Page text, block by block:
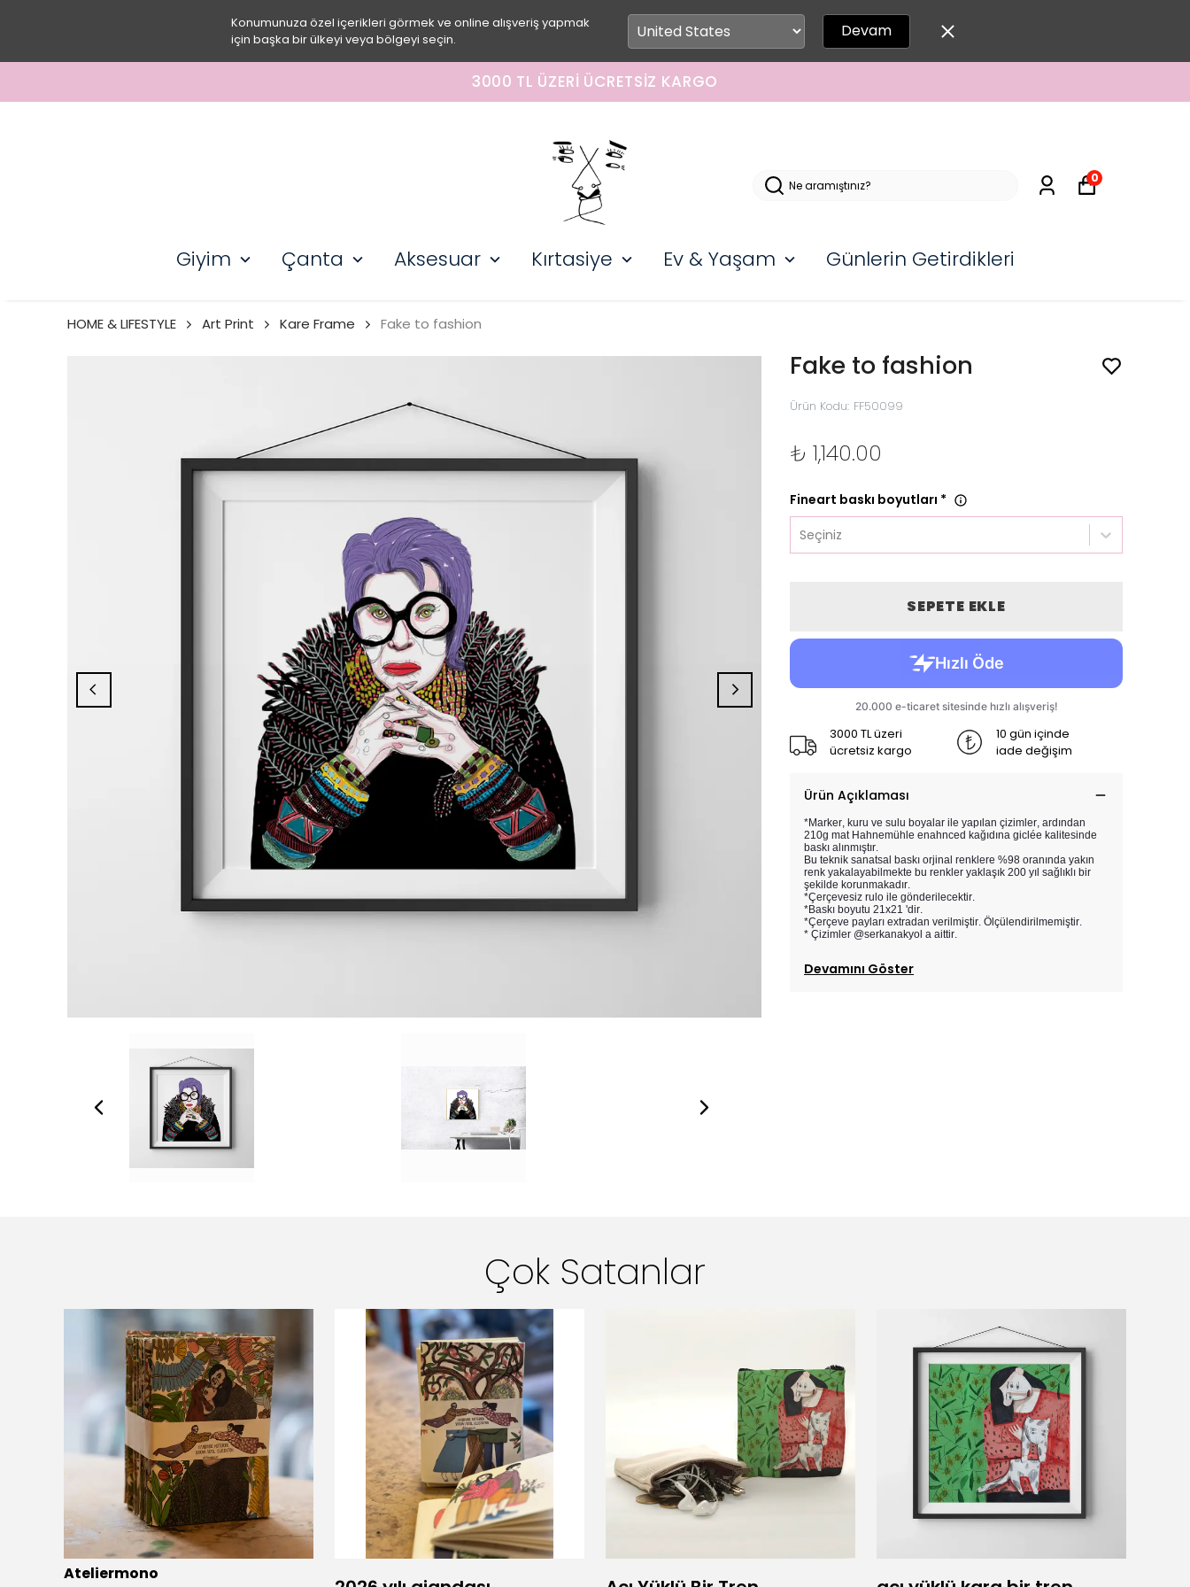
Konumunuza özel içerikleri görmek ve online alışveriş yapmak
için başka bir ülkeyi veya bölgeyi seçin.
Devam
3000 TL ÜZERI ÜCRETSIZ KARGO
Giyim Çanta Aksesuar Kırtasiye Ev & Yaşam Günlerin Getirdikleri
0
HOME & LIFESTYLE Art Print Kare Frame Fake to fashion
Fake to fashion
Ürün Kodu: FF50099
₺ 1,140.00
Fineart baskı boyutları *
Seçiniz
SEPETE EKLE
3000 TL üzeri
ücretsiz kargo
10 gün içinde
iade değişim
Ürün Açıklaması
*Marker, kuru ve sulu boyalar ile yapılan çizimler, ardından
210g mat Hahnemühle enahnced kağıdına giclée kalitesinde
baskı alınmıştır.
Bu teknik sanatsal baskı orjinal renklere %98 oranında yakın
renk yakalayabilmekte bu renkler yaklaşık 200 yıl sağlıklı bir
şekilde korunmakadır.
*Çerçevesiz rulo ile gönderilecektir.
*Baskı boyutu 21x21 'dir.
*Çerçeve payları extradan verilmiştir. Ölçülendirilmemiştir.
* Çizimler @serkanakyol a aittir.
Devamını Göster
Çok Satanlar
Ateliermono